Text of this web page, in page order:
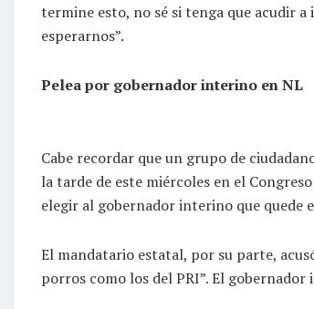
termine esto, no sé si tenga que acudir
esperarnos”.
Pelea por gobernador interino en NL
Cabe recordar que un grupo de
la tarde de este miércoles en el
elegir al gobernador interino que quede
El mandatario estatal, por su parte,
porros como los del PRI”. El